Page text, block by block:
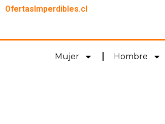
OfertasImperdibles.cl
Mujer Hombre